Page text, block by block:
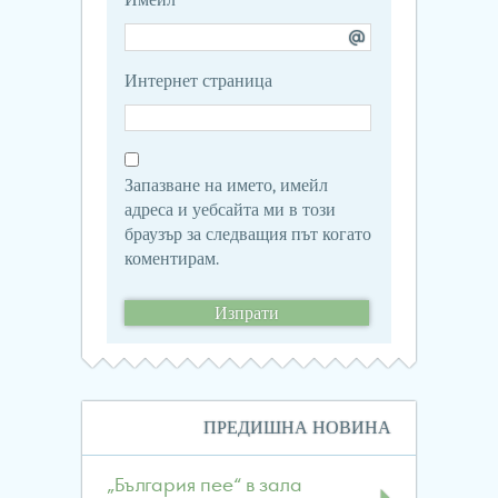
Интернет страница
Запазване на името, имейл
адреса и уебсайта ми в този
браузър за следващия път когато
коментирам.
Навигация
в
публикациите
ПРЕДИШНА НОВИНА
„България пее“ в зала